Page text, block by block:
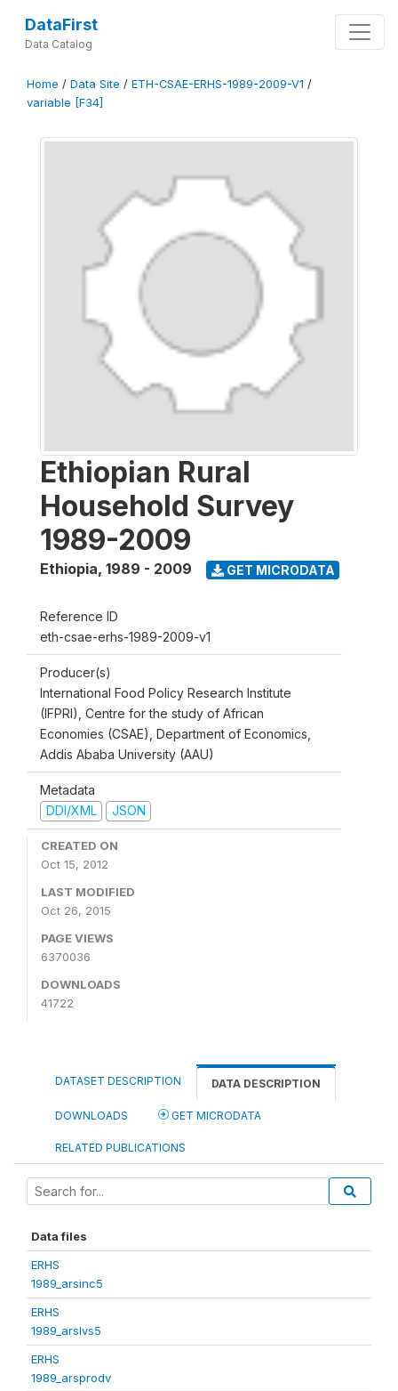
DataFirst
Data Catalog
Home / Data Site / ETH-CSAE-ERHS-1989-2009-V1 /
variable [F34]
Ethiopian Rural
Household Survey
1989-2009
Ethiopia, 1989 - 2009 GET MICRODATA
Reference ID
eth-csae-erhs-1989-2009-v1
Producer(s)
International Food Policy Research Institute
(IFPRI), Centre for the study of African
Economies (CSAE), Department of Economics,
Addis Ababa University (AAU)
Metadata
DDI/XML
JSON
CREATED ON
Oct 15, 2012
LAST MODIFIED
Oct 26, 2015
PAGE VIEWS
6370036
DOWNLOADS
41722
DATASET DESCRIPTION DATA DESCRIPTION
DOWNLOADS GET MICRODATA
RELATED PUBLICATIONS
Data files
ERHS
1989_arsinc5
ERHS
1989_arslvs5
ERHS
1989_arsprodv